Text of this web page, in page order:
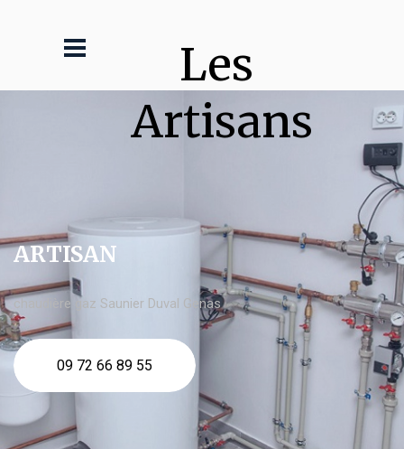
Les
Artisans
ARTISAN
chaudière gaz Saunier Duval Genas
09 72 66 89 55